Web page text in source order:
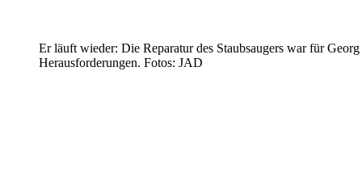
Er läuft wieder: Die Reparatur des Staubsaugers war für
Herausforderungen. Fotos: JAD